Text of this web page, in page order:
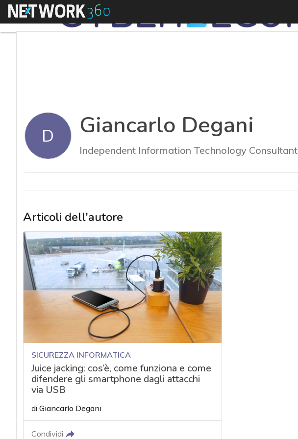
Menu
D Giancarlo Degani
Independent Information Technology Consultant
Articoli dell'autore
SICUREZZA INFORMATICA
Juice jacking: cos’è, come funziona e come
difendere gli smartphone dagli attacchi
via USB
di Giancarlo Degani
Condividi